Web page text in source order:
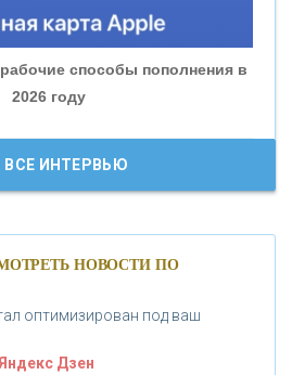
БАНК»
способы пополнения в
2026 году
логотип впервые за 19 лет -
ВСЕ ИНТЕРВЬЮ
НОВОСТИ ПО
оптимизирован под ваш
Дзен